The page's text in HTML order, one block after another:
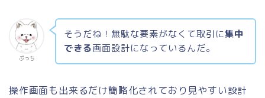
ぷっち
そうだね！無駄な要素がなくて取引に集中
できる画面設計になっているんだ。
操作画面も出来るだけ簡略化されており見やすい設計